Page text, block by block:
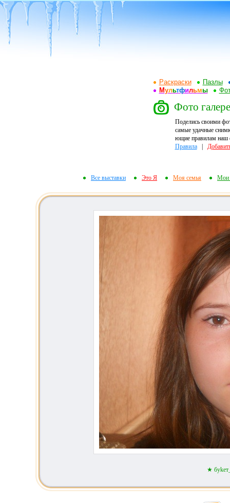
Раскраски
Пазлы
Мультфильмы
Фото
Поделись своими
самые удачные
ющие правилам наш
Правила|
Все выставки Это Я Моя семья Мои
★